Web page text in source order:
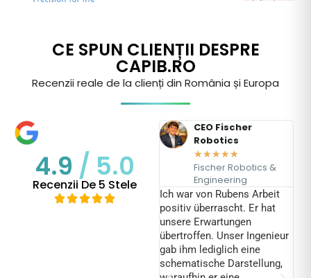
CE SPUN CLIENȚII DESPRE
CAPIB.RO
Recenzii reale de la clienți din România și Europa
4.9 / 5.0
Recenzii De 5 Stele
I can definitely recommend
this company! Very good
quality of prints, and
materials. Communication
CEO Fischer
Robotics
★★★★★
Fischer Robotics &
Engineering
Ich war von Rubens Arbeit
positiv überrascht. Er hat
unsere Erwartungen
übertroffen. Unser Ingenieur
gab ihm lediglich eine
schematische Darstellung,